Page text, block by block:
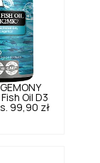
Oil D3
99,90 zł